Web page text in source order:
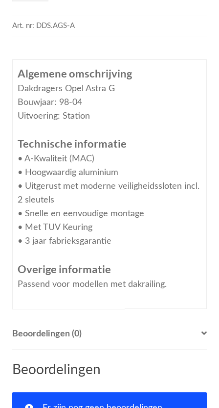
Art. nr: DDS.AGS-A
Algemene omschrijving
Dakdragers Opel Astra G
Bouwjaar: 98-04
Uitvoering: Station
Technische informatie
• A-Kwaliteit (MAC)
• Hoogwaardig aluminium
• Uitgerust met moderne veiligheidssloten incl.
2 sleutels
• Snelle en eenvoudige montage
• Met TUV Keuring
• 3 jaar fabrieksgarantie
Overige informatie
Passend voor modellen met dakrailing.
Beoordelingen (0)
Beoordelingen